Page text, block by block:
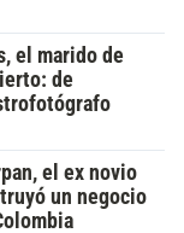
el marido de
de
el ex novio
un negocio